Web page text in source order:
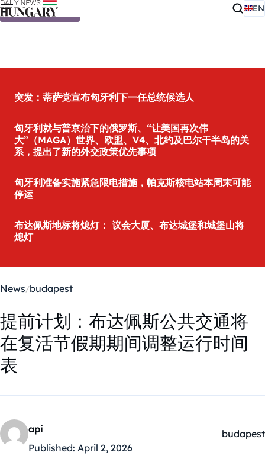
Skip to content EN
突发：蒂萨党宣布匈牙利下一任总统候选人
匈牙利就与普京治下的俄罗斯、“让美国再次伟
大”（MAGA）世界、欧盟、V4、北约及巴尔干半岛的关
系，提出了新的外交政策优先事项
匈牙利准备实施紧急限电措施，帕克斯核电站本周末可能
停运
布达佩斯地标将熄灯： 议会大厦、布达城堡和城堡山将
熄灯
News budapest
提前计划：布达佩斯公共交通将
在复活节假期期间调整运行时间
表
api
Published: April 2, 2026
budapest